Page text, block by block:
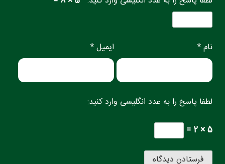
نام * ایمیل *
لطفا پاسخ را به عدد انگلیسی وارد کنید:
5 × 2 =